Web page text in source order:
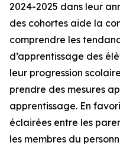
2024-2025 dans leur
des cohortes aide la
comprendre les
d’apprentissage des
leur progression
prendre des mesures
apprentissage. En
éclairées entre les
les membres du